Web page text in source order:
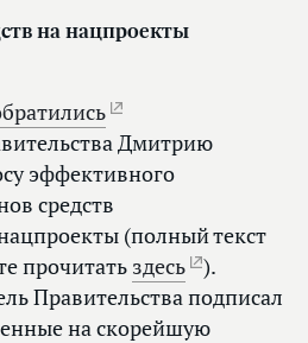
на нацпроекты
Дмитрию
эффективного
средств
(полный текст
прочитать здесь
).
Правительства подписал
на скорейшую